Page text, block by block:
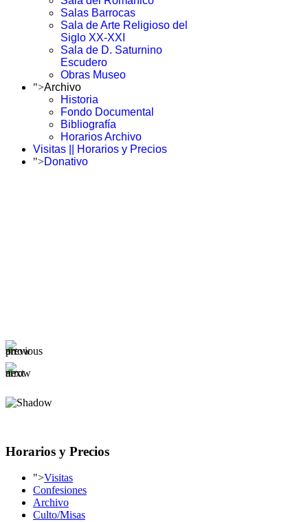
Salas Barrocas
Sala de Arte Religioso del
Siglo XX-XXI
Sala de D. Saturnino
Escudero
Obras Museo
">Archivo
Historia
Fondo Documental
Bibliografía
Horarios Archivo
Visitas || Horarios y Precios
">Donativo
Horarios y Precios
">Visitas
Confesiones
Archivo
Culto/Misas